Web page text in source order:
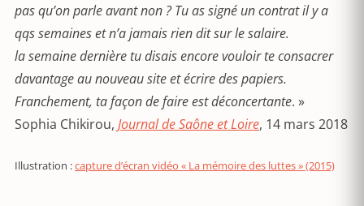
pas qu’on parle avant non ? Tu as signé un contrat il y a
qqs semaines et n’a jamais rien dit sur le salaire.
la semaine dernière tu disais encore vouloir te consacrer
davantage au nouveau site et écrire des papiers.
Franchement, ta façon de faire est déconcertante. »
Sophia Chikirou, Journal de Saône et Loire, 14 mars 2018
Illustration :capture d’écran vidéo « La mémoire des luttes » (2015)